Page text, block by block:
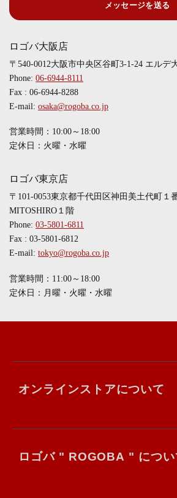
メッセージを送る
ロゴバ大阪店
〒540-0012大阪市中央区谷町3-1-24 エルデ
Phone:06-6944-8111
Fax : 06-6944-8288
E-mail:osaka@rogoba.co.jp
営業時間：10:00～18:00
定休日：火曜・水曜
ロゴバ東京店
〒101-0053東京都千代田区神田美土代町１
MITOSHIRO１階
Phone:03-5801-6811
Fax : 03-5801-6812
E-mail:tokyo@rogoba.co.jp
営業時間：11:00～18:00
定休日：月曜・火曜・水曜
オンラインストアについて
ロゴバ " ROGOBA " につい